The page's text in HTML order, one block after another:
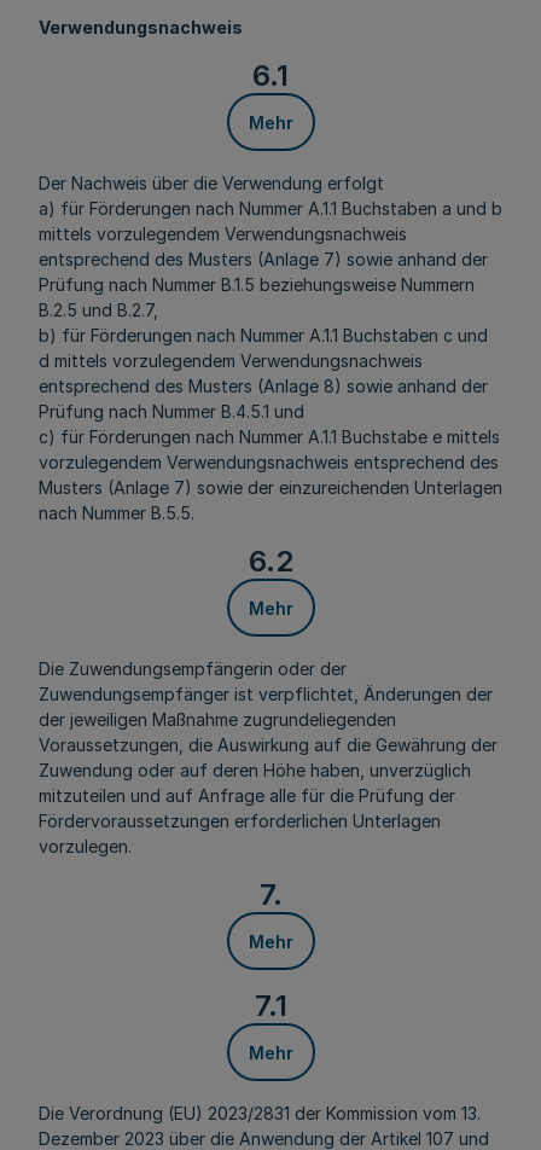
Verwendungsnachweis
6.1
Mehr
Der Nachweis über die Verwendung erfolgt
a) für Förderungen nach Nummer A.1.1 Buchstaben a und b
mittels vorzulegendem Verwendungsnachweis
entsprechend des Musters (Anlage 7) sowie anhand der
Prüfung nach Nummer B.1.5 beziehungsweise Nummern
B.2.5 und B.2.7,
b) für Förderungen nach Nummer A.1.1 Buchstaben c und
d mittels vorzulegendem Verwendungsnachweis
entsprechend des Musters (Anlage 8) sowie anhand der
Prüfung nach Nummer B.4.5.1 und
c) für Förderungen nach Nummer A.1.1 Buchstabe e mittels
vorzulegendem Verwendungsnachweis entsprechend des
Musters (Anlage 7) sowie der einzureichenden Unterlagen
nach Nummer B.5.5.
6.2
Mehr
Die Zuwendungsempfängerin oder der
Zuwendungsempfänger ist verpflichtet, Änderungen der
der jeweiligen Maßnahme zugrundeliegenden
Voraussetzungen, die Auswirkung auf die Gewährung der
Zuwendung oder auf deren Höhe haben, unverzüglich
mitzuteilen und auf Anfrage alle für die Prüfung der
Fördervoraussetzungen erforderlichen Unterlagen
vorzulegen.
7.
Mehr
7.1
Mehr
Die Verordnung (EU) 2023/2831 der Kommission vom 13.
Dezember 2023 über die Anwendung der Artikel 107 und